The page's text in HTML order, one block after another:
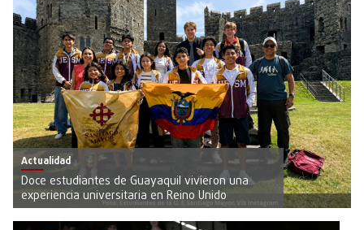
Actualidad
Doce estudiantes de Guayaquil vivieron una
experiencia universitaria en Reino Unido